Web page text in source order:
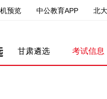
预览 中公教育APP 北
甘肃遴选 考试信息